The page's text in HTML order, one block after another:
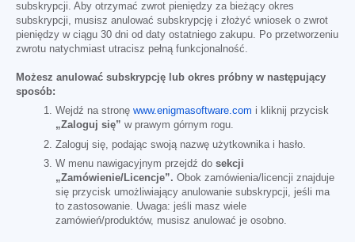
subskrypcji. Aby otrzymać zwrot pieniędzy za bieżący okres
subskrypcji, musisz anulować subskrypcję i złożyć wniosek o zwrot
pieniędzy w ciągu 30 dni od daty ostatniego zakupu. Po przetworzeniu
zwrotu natychmiast utracisz pełną funkcjonalność.
Możesz anulować subskrypcję lub okres próbny w następujący
sposób:
Wejdź na stronę www.enigmasoftware.com i kliknij przycisk
„Zaloguj się” w prawym górnym rogu.
Zaloguj się, podając swoją nazwę użytkownika i hasło.
W menu nawigacyjnym przejdź do sekcji
„Zamówienie/Licencje”. Obok zamówienia/licencji znajduje
się przycisk umożliwiający anulowanie subskrypcji, jeśli ma
to zastosowanie. Uwaga: jeśli masz wiele
zamówień/produktów, musisz anulować je osobno.